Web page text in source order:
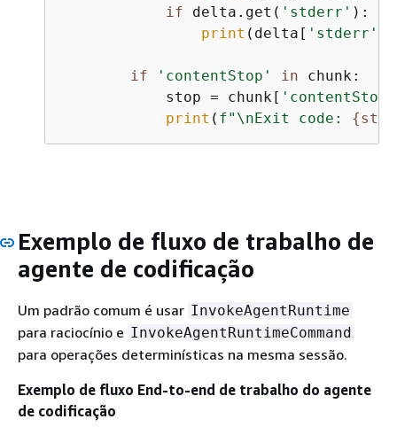
if delta.get( 'stderr' ):
print (delta[ 'stderr'
if 'contentStop' in chunk:
            stop = chunk[
'contentStop'
print ( f"\nExit code: {
Exemplo de fluxo de trabalho de
agente de codificação
Um padrão comum é usar InvokeAgentRuntime
para raciocínio e InvokeAgentRuntimeCommand
para operações determinísticas na mesma sessão.
Exemplo de fluxo End-to-end de trabalho do agente
de codificação